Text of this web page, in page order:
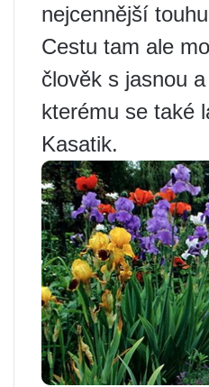
nejcennější
Cestu tam ale
člověk s jasnou
kterému se také
Kasatik.